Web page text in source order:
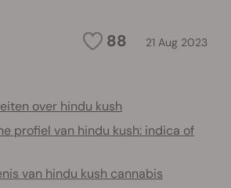
88 21 Aug 2023
over hindu kush
profiel van hindu kush: indica of
van hindu kush cannabis